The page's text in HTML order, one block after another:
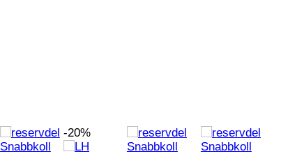
Snabbkoll
-20%
Snabbkoll
Snabbkoll